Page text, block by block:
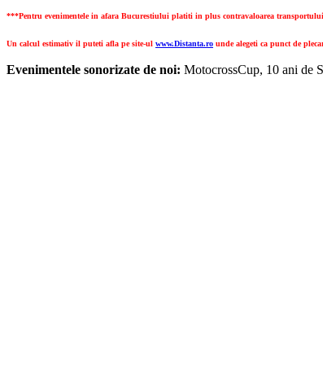
***Pentru evenimentele in afara Bucurestiului platiti in plus contravaloarea
Un calcul estimativ il puteti afla pe site-ul www.Distanta.ro unde alegeti ca punct de
Evenimentele sonorizate de noi: MotocrossCup, 10 ani de